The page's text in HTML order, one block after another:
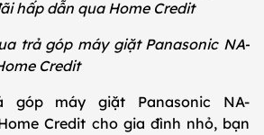
hấp dẫn qua Home Credit
trả góp máy giặt Panasonic NA-
Credit
máy giặt Panasonic NA-
Credit cho gia đình nhỏ, bạn